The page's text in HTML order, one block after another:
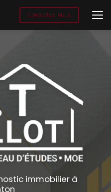
Contactez-nous
immobilier à